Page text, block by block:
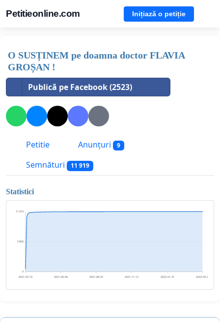
Petitieonline.com Inițiază o petiție
O SUSȚINEM pe doamna doctor FLAVIA
GROȘAN !
Publică pe Facebook (2523)
Petitie Anunțuri 9
Semnături 11 919
Statistici
0
5 960
11 919
2021-03-19 2021-06-06 2021-08-25 2021-11-12 2022-01-31 2022-04-20